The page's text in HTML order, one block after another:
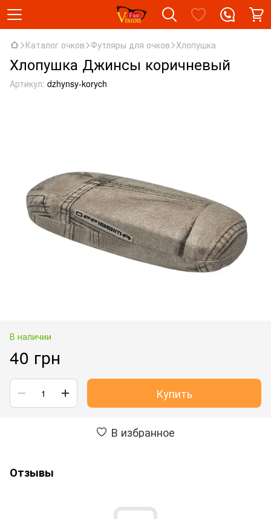
Каталог очков Футляры для очков Хлопушка
Хлопушка Джинсы коричневый
Артикул: dzhynsy-korych
В наличии
40 грн
Купить
В избранное
Отзывы